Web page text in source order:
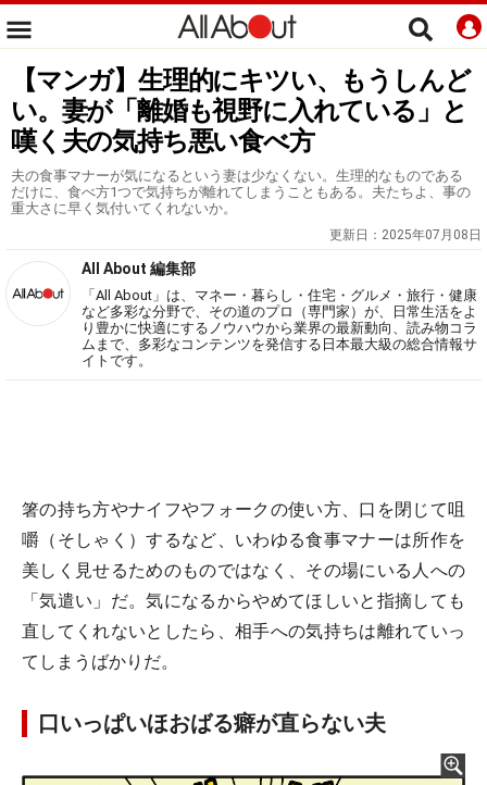
【マンガ】生理的にキツい、もうしんど
い。妻が「離婚も視野に入れている」と
嘆く夫の気持ち悪い食べ方
夫の食事マナーが気になるという妻は少なくない。生理的なものである
だけに、食べ方1つで気持ちが離れてしまうこともある。夫たちよ、事の
重大さに早く気付いてくれないか。
更新日： 2025年07月08日
All About 編集部
「All About」は、マネー・暮らし・住宅・グルメ・旅行・健康
など多彩な分野で、その道のプロ（専門家）が、日常生活をよ
り豊かに快適にするノウハウから業界の最新動向、読み物コラ
ムまで、多彩なコンテンツを発信する日本最大級の総合情報サ
イトです。
箸の持ち方やナイフやフォークの使い方、口を閉じて咀
嚼（そしゃく）するなど、いわゆる食事マナーは所作を
美しく見せるためのものではなく、その場にいる人への
「気遣い」だ。気になるからやめてほしいと指摘しても
直してくれないとしたら、相手への気持ちは離れていっ
てしまうばかりだ。
口いっぱいほおばる癖が直らない夫